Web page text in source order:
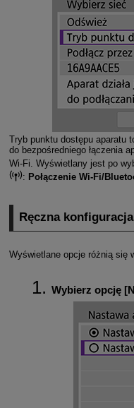
Tryb punktu dostępu aparatu
do bezpośredniego łączenia
Wi-Fi. Wyświetlany jest po
: Połączenie Wi-Fi/
Ręczna
Wyświetlane opcje różnią się
Wybierz opcję [